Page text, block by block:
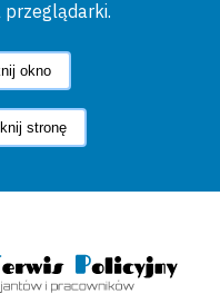
przeglądarki.
okno
stronę